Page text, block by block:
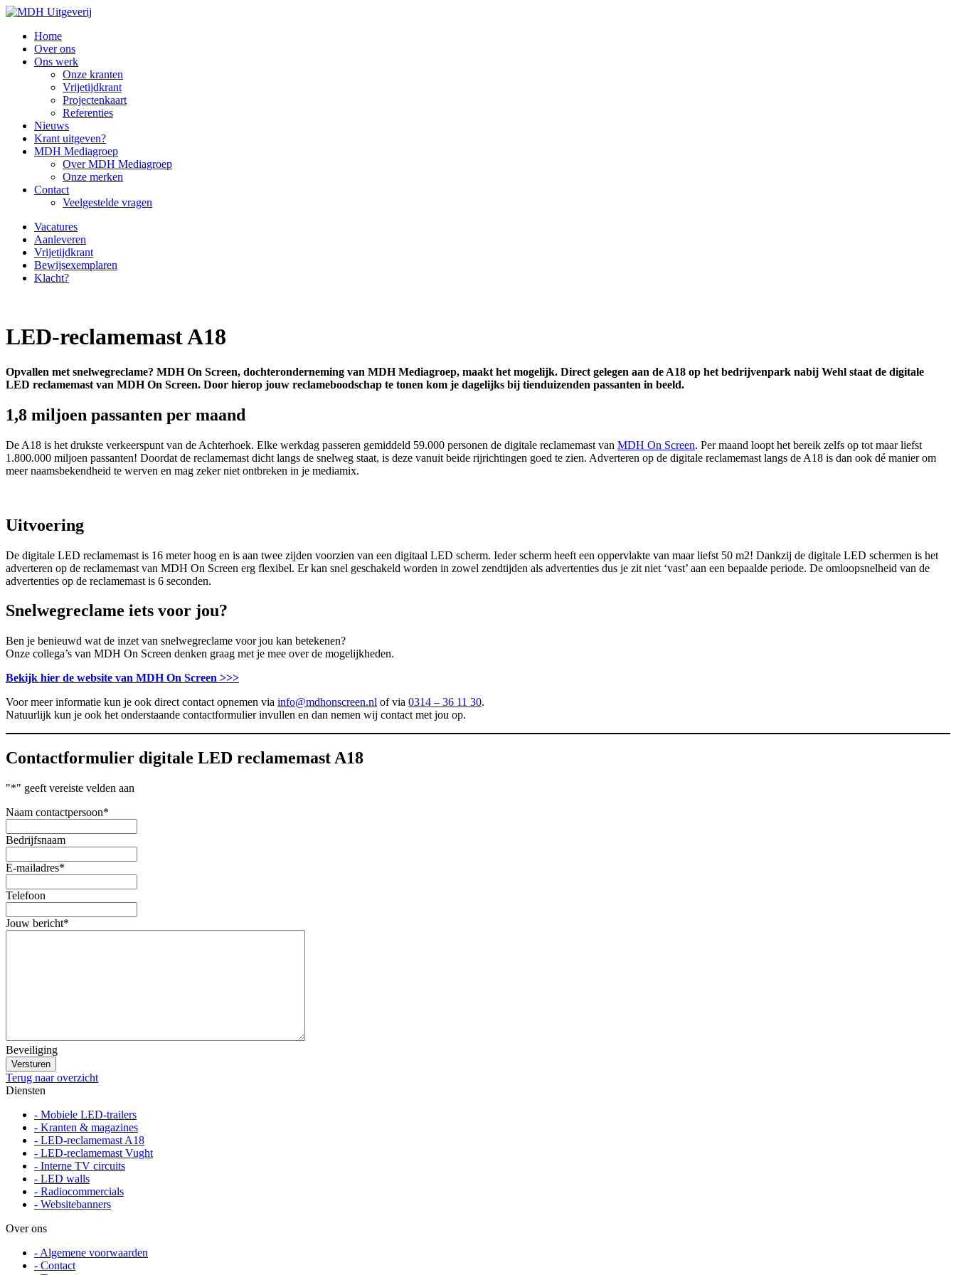
Home
Over ons
Ons werk
Onze kranten
Vrijetijdkrant
Projectenkaart
Referenties
Nieuws
Krant uitgeven?
MDH Mediagroep
Over MDH Mediagroep
Onze merken
Contact
Veelgestelde vragen
Vacatures
Aanleveren
Vrijetijdkrant
Bewijsexemplaren
Klacht?
LED-reclamemast A18
Opvallen met snelwegreclame? MDH On Screen, dochteronderneming van MDH Mediagroep, maakt het mogelijk. Direct gelegen aan de A18 op het bedrijvenpark nabij Wehl staat de digitale
LED reclamemast van MDH On Screen. Door hierop jouw reclameboodschap te tonen kom je dagelijks bij tienduizenden passanten in beeld.
1,8 miljoen passanten per maand
De A18 is het drukste verkeerspunt van de Achterhoek. Elke werkdag passeren gemiddeld 59.000 personen de digitale reclamemast van MDH On Screen. Per maand loopt het bereik zelfs op tot maar liefst
1.800.000 miljoen passanten! Doordat de reclamemast dicht langs de snelweg staat, is deze vanuit beide rijrichtingen goed te zien. Adverteren op de digitale reclamemast langs de A18 is dan ook dé manier om
meer naamsbekendheid te werven en mag zeker niet ontbreken in je mediamix.
Uitvoering
De digitale LED reclamemast is 16 meter hoog en is aan twee zijden voorzien van een digitaal LED scherm. Ieder scherm heeft een oppervlakte van maar liefst 50 m2! Dankzij de digitale LED schermen is het
adverteren op de reclamemast van MDH On Screen erg flexibel. Er kan snel geschakeld worden in zowel zendtijden als advertenties dus je zit niet ‘vast’ aan een bepaalde periode. De omloopsnelheid van de
advertenties op de reclamemast is 6 seconden.
Snelwegreclame iets voor jou?
Ben je benieuwd wat de inzet van snelwegreclame voor jou kan betekenen?
Onze collega’s van MDH On Screen denken graag met je mee over de mogelijkheden.
Bekijk hier de website van MDH On Screen >>>
Voor meer informatie kun je ook direct contact opnemen via info@mdhonscreen.nl of via 0314 – 36 11 30.
Natuurlijk kun je ook het onderstaande contactformulier invullen en dan nemen wij contact met jou op.
Contactformulier digitale LED reclamemast A18
"*" geeft vereiste velden aan
Naam contactpersoon*
Bedrijfsnaam
E-mailadres*
Telefoon
Jouw bericht*
Beveiliging
Terug naar overzicht
Diensten
- Mobiele LED-trailers
- Kranten & magazines
- LED-reclamemast A18
- LED-reclamemast Vught
- Interne TV circuits
- LED walls
- Radiocommercials
- Websitebanners
Over ons
- Algemene voorwaarden
- Contact